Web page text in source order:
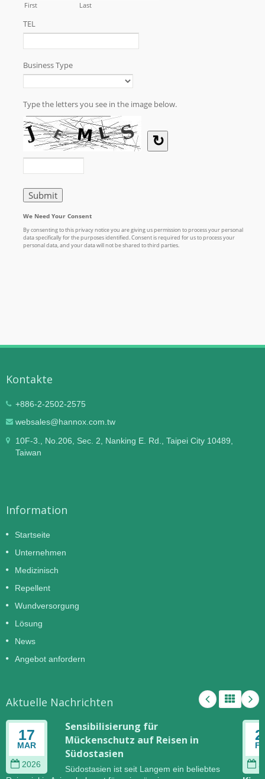
Kontakte
+886-2-2502-2575
websales@hannox.com.tw
10F-3., No.206, Sec. 2, Nanking E. Rd., Taipei City 10489,
Taiwan
Information
Startseite
Unternehmen
Medizinisch
Repellent
Wundversorgung
Lösung
News
Angebot anfordern
Aktuelle Nachrichten
17
MAR
2026
Sensibilisierung für
Mückenschutz auf Reisen in
Südostasien
Südostasien ist seit Langem ein beliebtes